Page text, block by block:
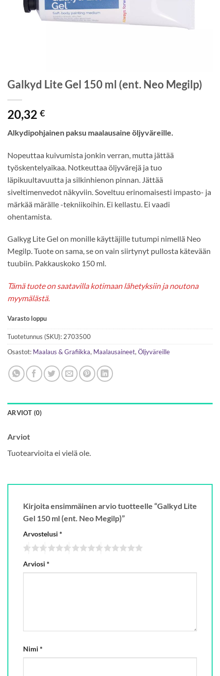
Galkyd Lite Gel 150 ml (ent. Neo Megilp)
20,32 €
Alkydipohjainen paksu maalausaine öljyväreille.
Nopeuttaa kuivumista jonkin verran, mutta jättää
työskentelyaikaa. Notkeuttaa öljyvärejä ja tuo
läpikuultavuutta ja silkinhienon pinnan. Jättää
siveltimenvedot näkyviin. Soveltuu erinomaisesti impasto- ja
märkää märälle -tekniikoihin. Ei kellastu. Ei vaadi
ohentamista.
Galkyg Lite Gel on monille käyttäjille tutumpi nimellä Neo
Megilp. Tuote on sama, se on vain siirtynyt pullosta kätevään
tuubiin. Pakkauskoko 150 ml.
Tämä tuote on saatavilla kotimaan lähetyksiin ja noutona
myymälästä.
Varasto loppu
Tuotetunnus (SKU): 2703500
Osastot: Maalaus & Grafiikka, Maalausaineet, Öljyväreille
ARVIOT (0)
Arviot
Tuotearvioita ei vielä ole.
Kirjoita ensimmäinen arvio tuotteelle “Galkyd Lite
Gel 150 ml (ent. Neo Megilp)”
Arvostelusi *
Arviosi *
Nimi *